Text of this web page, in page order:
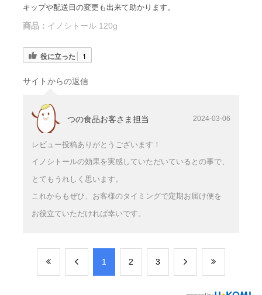
キップや配送日の変更も出来て助かります。
商品： イノシトール 120g
役に立った 1
サイトからの返信
つの食品お客さま担当 2024-03-06
レビュー投稿ありがとうございます！
イノシトールの効果を実感していただいているとの事で、
とてもうれしく思います。
これからもぜひ、お客様のタイミングで定期お届け便を
お役立ていただければ幸いです。
​1 ​2 ​3